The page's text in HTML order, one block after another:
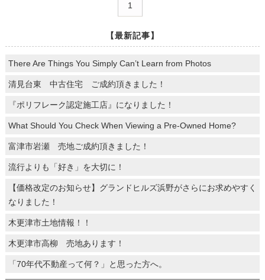
1
【最新記事】
There Are Things You Simply Can’t Learn from Photos
清見台東 中古住宅 ご成約頂きました！
『ポリフレーク認定施工店』になりました！
What Should You Check When Viewing a Pre-Owned Home?
富津市岩瀬 売地ご成約頂きました！
流行よりも「好き」を大切に！
【価格改定のお知らせ】グランドヒルズ浜野がさらにお求めやすく
なりました！
木更津市土地情報！！
木更津市高柳 売地あります！
「70年代不動産って何？」と思った方へ。